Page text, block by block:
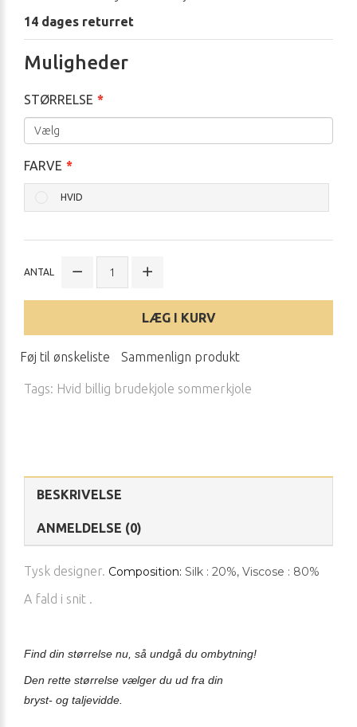
14 dages returret
Muligheder
STØRRELSE
FARVE
HVID
ANTAL
LÆG I KURV
Føj til ønskeliste Sammenlign produkt
Tags: Hvid billig brudekjole sommerkjole
BESKRIVELSE
ANMELDELSE (0)
Tysk designer. Composition: Silk : 20%, Viscose : 80%
A fald i snit .
Find din størrelse nu, så undgå du ombytning!
Den rette størrelse vælger du ud fra din
bryst- og taljevidde.